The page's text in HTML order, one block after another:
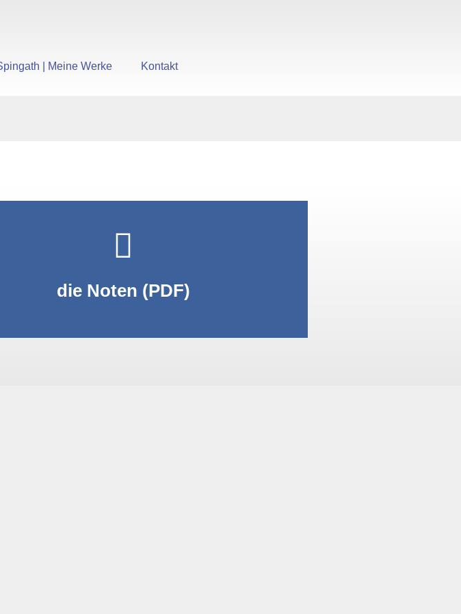
| Meine Werke Kontakt
die Noten (PDF)